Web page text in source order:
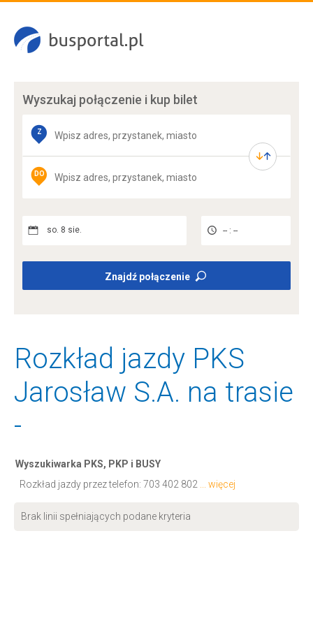
Wyszukaj połączenie i kup bilet
Z
DO
so. 8 sie. -- : --
Znajdź połączenie
Rozkład jazdy PKS
Jarosław S.A. na trasie
-
Wyszukiwarka PKS, PKP i BUSY
Rozkład jazdy przez telefon: 703 402 802 ... więcej
Brak linii spełniających podane kryteria